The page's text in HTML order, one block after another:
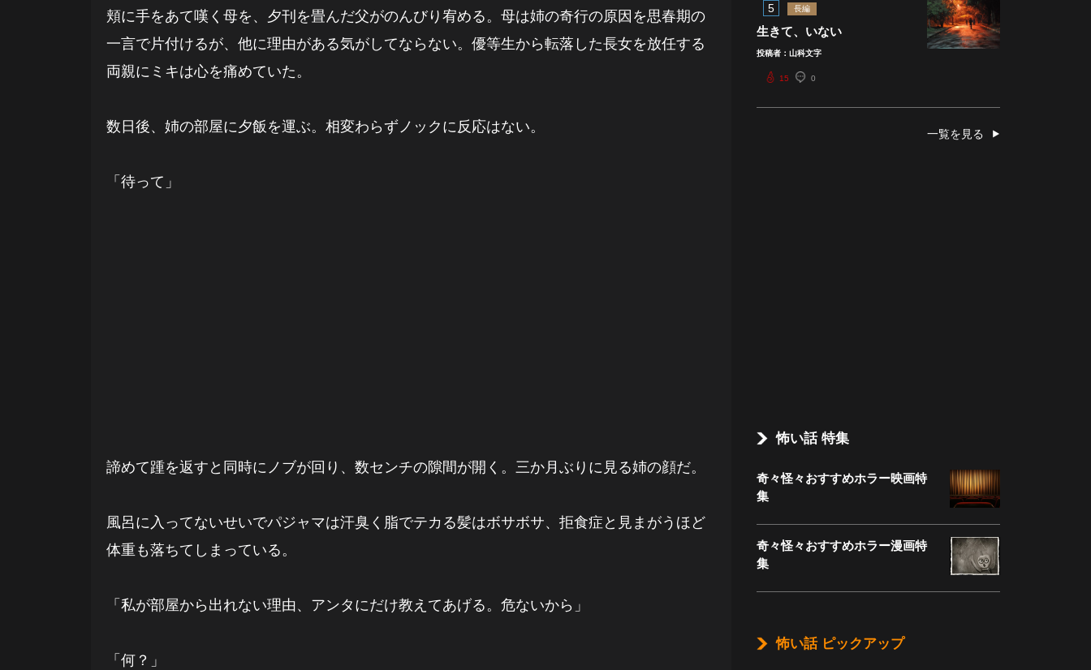
5 長編
生きて、いない
投稿者：山科文字
15 0
一覧を見る
怖い話 特集
奇々怪々おすすめホラー映画特
集
奇々怪々おすすめホラー漫画特
集
怖い話 ピックアップ
頬に手をあて嘆く母を、夕刊を畳んだ父がのんびり宥める。母は姉の奇行の原因を思春期の
一言で片付けるが、他に理由がある気がしてならない。優等生から転落した長女を放任する
両親にミキは心を痛めていた。
数日後、姉の部屋に夕飯を運ぶ。相変わらずノックに反応はない。
「待って」
諦めて踵を返すと同時にノブが回り、数センチの隙間が開く。三か月ぶりに見る姉の顔だ。
風呂に入ってないせいでパジャマは汗臭く脂でテカる髪はボサボサ、拒食症と見まがうほど
体重も落ちてしまっている。
「私が部屋から出れない理由、アンタにだけ教えてあげる。危ないから」
「何？」